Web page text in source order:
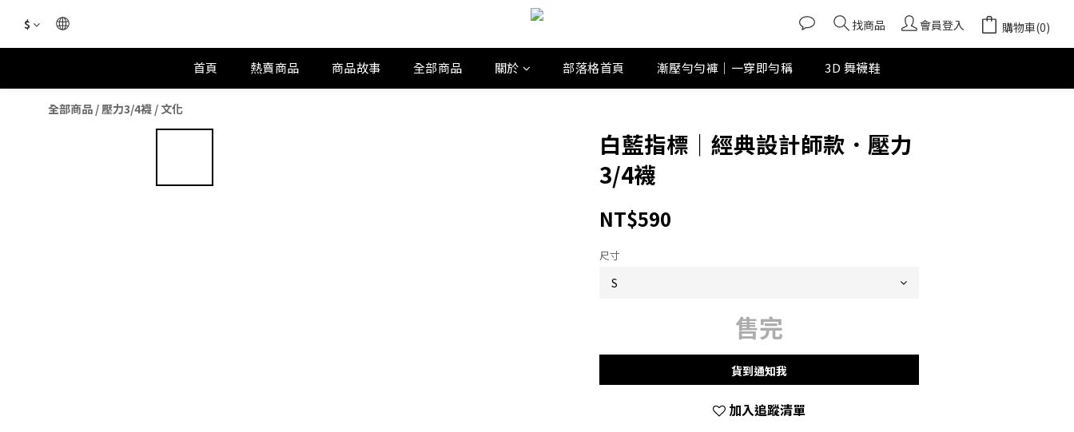
$ 找商品 會員登入 購物車(0)
首頁 熱賣商品 商品故事 全部商品 關於 部落格首頁 漸壓勻勻褲｜一穿即勻稱 3D 舞襪鞋
全部商品 /壓力3/4襪 / 文化
白藍指標｜經典設計師款．壓力
3/4襪
NT$590
尺寸
售完
貨到通知我
加入追蹤清單